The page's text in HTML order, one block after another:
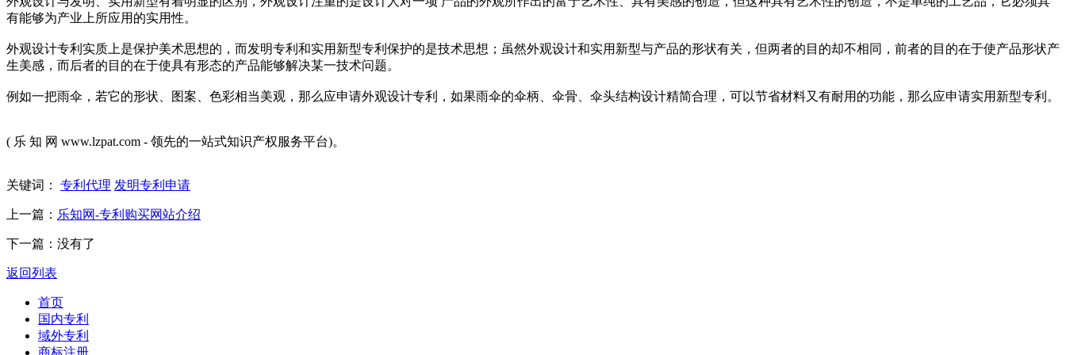
有能够为产业上所应用的实用性。
外观设计专利实质上是保护美术思想的，而发明专利和实用新型专利保护的是技术思想；虽然外观设计和实用新型与产品的形状有关，但两者的目的却不相同，前者的目的在于使产品形状产
生美感，而后者的目的在于使具有形态的产品能够解决某一技术问题。
例如一把雨伞，若它的形状、图案、色彩相当美观，那么应申请外观设计专利，如果雨伞的伞柄、伞骨、伞头结构设计精简合理，可以节省材料又有耐用的功能，那么应申请实用新型专利。
( 乐 知 网 www.lzpat.com - 领先的一站式知识产权服务平台)。
关键词： 专利代理 发明专利申请
上一篇： 乐知网-专利购买网站介绍
下一篇：没有了
返回列表
首页
国内专利
域外专利